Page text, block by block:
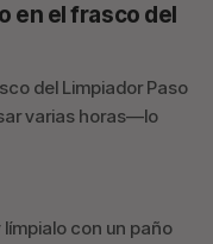
en el frasco del
del Limpiador Paso
varias horas—lo
con un paño